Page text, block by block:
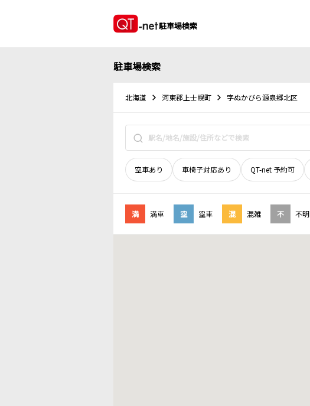
駐車場検索
駐車場検索
北海道 河東郡上士幌町 字ぬかびら源泉郷北区
空車あり 車椅子対応あり QT-net 予約可
満 満車 空 空車 混 混雑 不 不明